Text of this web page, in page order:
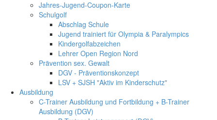
Jahres-Jugend-Coupon-Karte
Schulgolf
Abschlag Schule
Jugend trainiert für Olympia & Paralympics
Kindergolfabzeichen
Lehrer Open Region Nord
Prävention sex. Gewalt
DGV - Präventionskonzept
LSV + SJSH "Aktiv im Kinderschutz"
Ausbildung
C-Trainer Ausbildung und Fortbildung + B-Trainer
Ausbildung (DGV)